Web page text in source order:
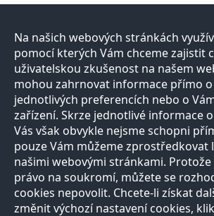
Na našich webových stránkách
pomocí kterých Vám chceme zajistit
uživatelskou zkušenost na našem
mohou zahrnovat informace přímo o
jednotlivých preferencích nebo o
zařízení. Skrze jednotlivé informace
Vás však obvykle nejsme schopni
pouze Vám můžeme zprostředkovat
našimi webovými stránkami.
právo na soukromí, můžete se
cookies nepovolit. Chcete-li získat
změnit výchozí nastavení cookies,